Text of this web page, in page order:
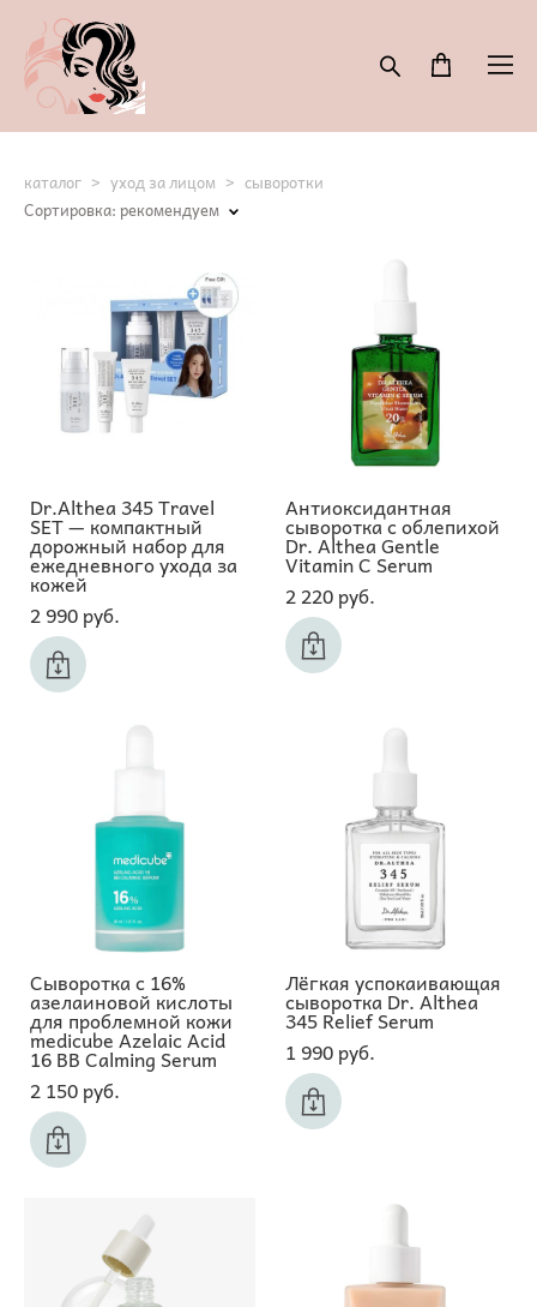
каталог > уход за лицом > сыворотки
Сортировка:рекомендуем
Dr.Althea 345 Travel
SET — компактный
дорожный набор для
ежедневного ухода за
кожей
2 990 pуб.
Антиоксидантная
сыворотка с облепихой
Dr. Althea Gentle
Vitamin C Serum
2 220 pуб.
Сыворотка с 16%
азелаиновой кислоты
для проблемной кожи
medicube Azelaic Acid
16 BB Calming Serum
2 150 pуб.
Лёгкая успокаивающая
сыворотка Dr. Althea
345 Relief Serum
1 990 pуб.